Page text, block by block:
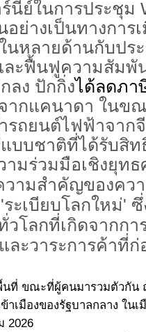
ย์ในการประชุม
อย่างเป็นทางกา
นหลายด้านกับปร
ละฟื้นฟูความสัมพั
ง ปักกิ่งได้ลดภา
ากแคนาดา ในข
รถยนต์ไฟฟ้าจาก
บบชาติที่ได้รับสิท
ร่วมมือเชิงยุทธ
วามสำคัญของคว
ะเบียบโลกใหม่' ซึ่
โลกที่เกิดจากกา
ละวาระการค้าที่